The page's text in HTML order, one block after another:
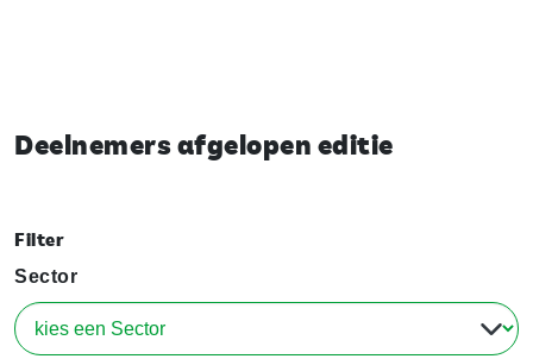
Deelnemers afgelopen editie
Filter
Sector